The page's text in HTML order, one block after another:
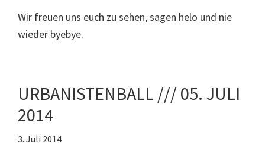
Wir freuen uns euch zu sehen, sagen helo und nie
wieder byebye.
URBANISTENBALL /// 05. JULI
2014
3. Juli 2014